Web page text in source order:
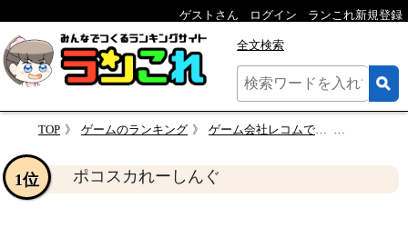
ゲストさん ログイン ランこれ新規登録
全文検索
TOP ゲームのランキング ゲーム会社レコムで最高傑作のゲームを決める人気投票＆ランキング
ポコスカれーしんぐ
1位